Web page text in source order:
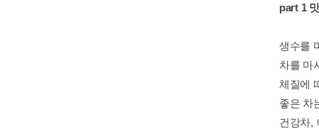
part 1
생수를
차를 마
체질에
좋은 차
건강차,